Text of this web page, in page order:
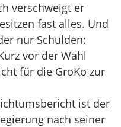
verschweigt er
fast alles. Und
nur Schulden:
vor der Wahl
für die GroKo zur
ist der
nach seiner